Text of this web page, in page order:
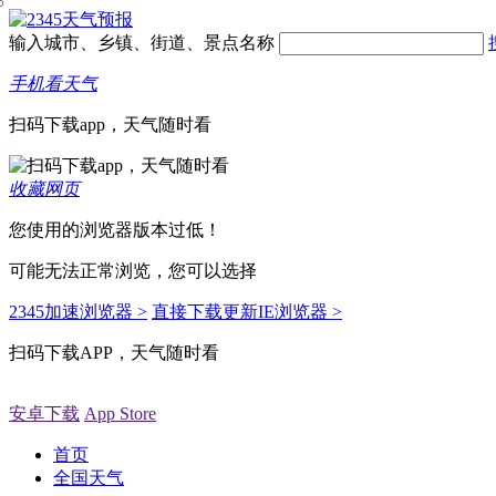
输入城市、乡镇、街道、景点名称
手机看天气
扫码下载app，天气随时看
收藏网页
您使用的浏览器版本过低！
可能无法正常浏览，您可以选择
2345加速浏览器 > 直接下载更新IE浏览器 >
扫码下载APP，天气随时看
安卓下载 App Store
首页
全国天气